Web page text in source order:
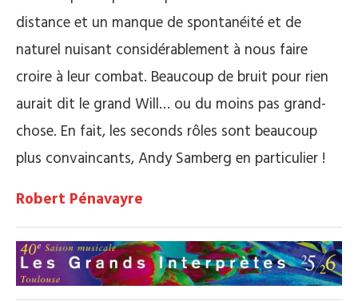
distance et un manque de spontanéité et de
naturel nuisant considérablement à nous faire
croire à leur combat. Beaucoup de bruit pour rien
aurait dit le grand Will… ou du moins pas grand-
chose. En fait, les seconds rôles sont beaucoup
plus convaincants, Andy Samberg en particulier !
Robert Pénavayre